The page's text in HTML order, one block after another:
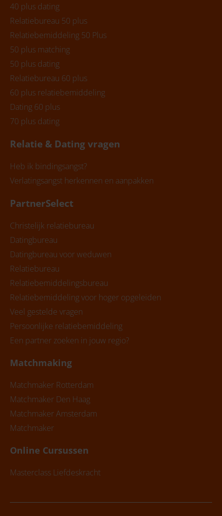
40 plus dating
Relatiebureau 50 plus
Relatiebemiddeling 50 Plus
50 plus matching
50 plus dating
Relatiebureau 60 plus
60 plus relatiebemiddeling
Dating 60 plus
70 plus dating
Relatie & Dating vragen
Heb ik bindingsangst?
Verlatingsangst herkennen en aanpakken
PartnerSelect
Christelijk relatiebureau
Datingbureau
Datingbureau voor weduwen
Relatiebureau
Relatiebemiddelingsbureau
Relatiebemiddeling voor hoger opgeleiden
Veel gestelde vragen
Persoonlijke relatiebemiddeling
Een partner zoeken in jouw regio?
Matchmaking
Matchmaker Rotterdam
Matchmaker Den Haag
Matchmaker Amsterdam
Matchmaker
Online Cursussen
Masterclass Liefdeskracht